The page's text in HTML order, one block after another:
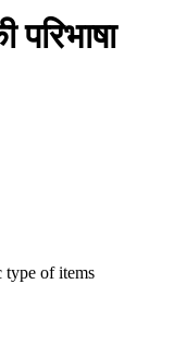
type of items